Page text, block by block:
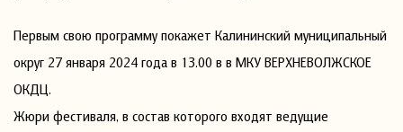
Первым свою программу покажет Калининский муниципальный
округ 27 января 2024 года в 13.00 в в МКУ ВЕРХНЕВОЛЖСКОЕ
ОКДЦ.
Жюри фестиваля, в состав которого входят ведущие